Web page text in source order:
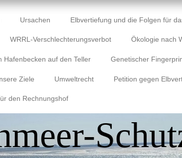
Ursachen Elbvertiefung und die Folgen für
WRRL-Verschlechterungsverbot Ökologie nach
Hafenbecken auf den Teller Genetischer
Ziele Umweltrecht Petition gegen
den Rechnungshof